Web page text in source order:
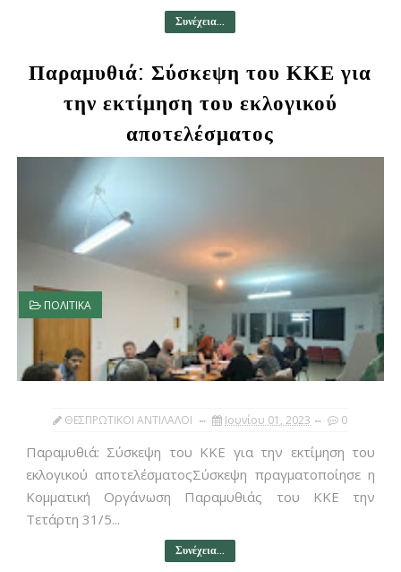
Συνέχεια...
Παραμυθιά: Σύσκεψη του ΚΚΕ για
την εκτίμηση του εκλογικού
αποτελέσματος
ΠΟΛΙΤΙΚΑ
ΘΕΣΠΡΩΤΙΚΟΙ ΑΝΤΙΛΑΛΟΙ Ιουνίου 01, 2023 0
Παραμυθιά: Σύσκεψη του ΚΚΕ για την εκτίμηση του
εκλογικού αποτελέσματοςΣύσκεψη πραγματοποίησε η
Κομματική Οργάνωση Παραμυθιάς του ΚΚΕ την
Τετάρτη 31/5...
Συνέχεια...